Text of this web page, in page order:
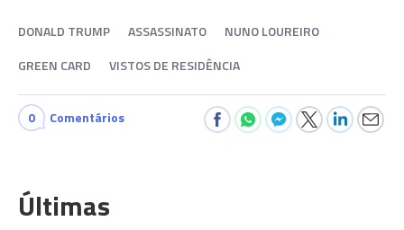
DONALD TRUMP ASSASSINATO
NUNO LOUREIRO
GREEN CARD
VISTOS DE RESIDÊNCIA
0 Comentários
Últimas